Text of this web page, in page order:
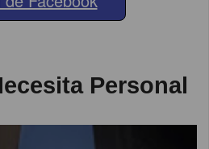
Personal